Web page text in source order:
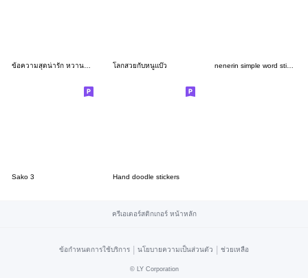
ข้อความสุดน่ารัก หวานๆ ชิคๆ ใช้ได้ทุกวัน โลกสวยกับหนูแบ๊ว nenerin simple word sticker205english
Sako 3 Hand doodle stickers
ครีเอเตอร์สติกเกอร์ หน้าหลัก
ข้อกำหนดการใช้บริการ | นโยบายความเป็นส่วนตัว | ช่วยเหลือ
© LY Corporation